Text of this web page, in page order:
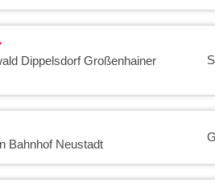
Dippelsdorf Großenhainer
Bahnhof Neustadt